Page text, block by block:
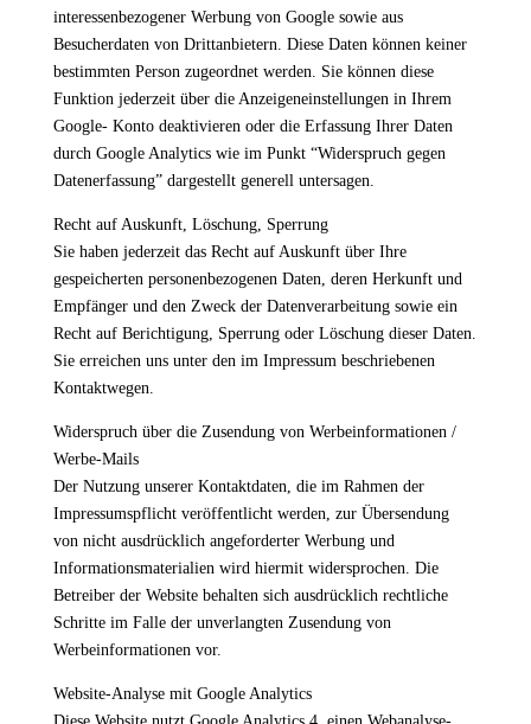
interessenbezogener Werbung von Google sowie aus
Besucherdaten von Drittanbietern. Diese Daten können keiner
bestimmten Person zugeordnet werden. Sie können diese
Funktion jederzeit über die Anzeigeneinstellungen in Ihrem
Google- Konto deaktivieren oder die Erfassung Ihrer Daten
durch Google Analytics wie im Punkt “Widerspruch gegen
Datenerfassung” dargestellt generell untersagen.
Recht auf Auskunft, Löschung, Sperrung
Sie haben jederzeit das Recht auf Auskunft über Ihre
gespeicherten personenbezogenen Daten, deren Herkunft und
Empfänger und den Zweck der Datenverarbeitung sowie ein
Recht auf Berichtigung, Sperrung oder Löschung dieser Daten.
Sie erreichen uns unter den im Impressum beschriebenen
Kontaktwegen.
Widerspruch über die Zusendung von Werbeinformationen /
Werbe-Mails
Der Nutzung unserer Kontaktdaten, die im Rahmen der
Impressumspflicht veröffentlicht werden, zur Übersendung
von nicht ausdrücklich angeforderter Werbung und
Informationsmaterialien wird hiermit widersprochen. Die
Betreiber der Website behalten sich ausdrücklich rechtliche
Schritte im Falle der unverlangten Zusendung von
Werbeinformationen vor.
Website-Analyse mit Google Analytics